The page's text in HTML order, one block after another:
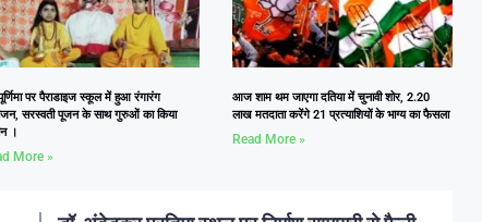
पर पैराडाइज स्कूल में हुआ रंगारंग
सरस्वती पूजन के साथ गुरुओं का किया
।
More »
आज शाम थम जाएगा दतिया में चुनावी शोर, 2.20
लाख मतदाता करेंगे 21 प्रत्याशियों के भाग्य का फैसला
Read More »